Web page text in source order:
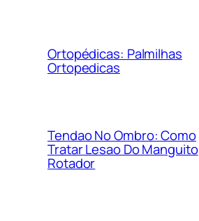
Ortopédicas: Palmilhas
Ortopedicas
Tendao No Ombro: Como
Tratar Lesao Do Manguito
Rotador